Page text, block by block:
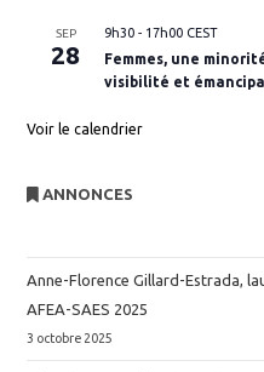
SEP
28
9h30 - 17h00 CEST
Femmes, une
visibilité et
Voir le calendrier
ANNONCES
Anne-Florence Gillard-Estrada,
AFEA-SAES 2025
3 octobre 2025